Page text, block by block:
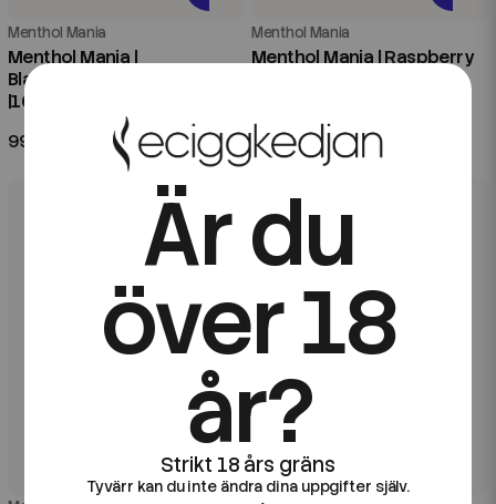
Menthol Mania
Menthol Mania |
Blackcurrant Menthol
|100ml Shortfill
99 kr
Menthol Mania
Menthol Mania | Raspberry
79 kr
Är du
över 18
år?
Tyvärr kan du inte ändra dina uppgifter själv.